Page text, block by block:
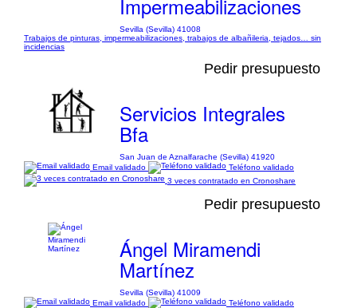
Impermeabilizaciones
Sevilla (Sevilla) 41008
Trabajos de pinturas, impermeabilizaciones, trabajos de albañileria, tejados… sin
incidencias
Pedir presupuesto
Servicios Integrales
Bfa
San Juan de Aznalfarache (Sevilla) 41920
Email validado
Teléfono validado
3 veces contratado en Cronoshare
Pedir presupuesto
Ángel Miramendi
Martínez
Sevilla (Sevilla) 41009
Email validado
Teléfono validado